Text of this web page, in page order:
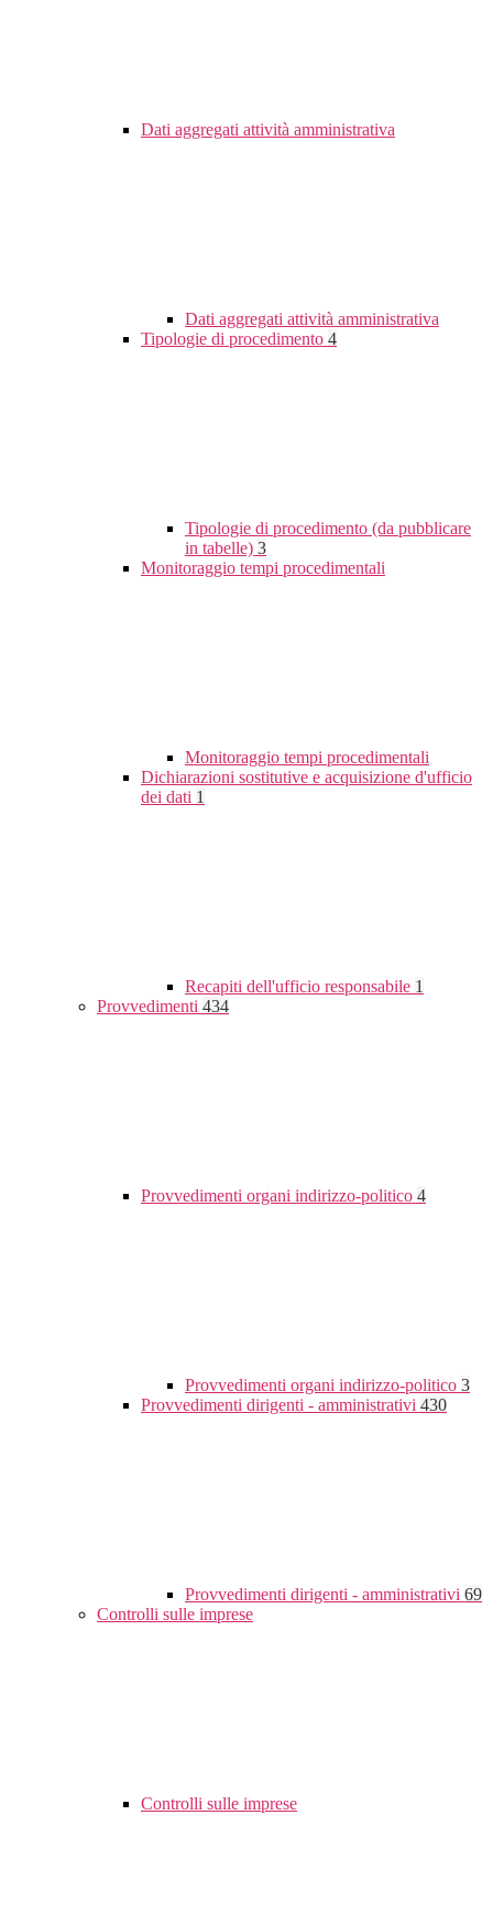
Dati aggregati attività amministrativa
Dati aggregati attività amministrativa
Tipologie di procedimento 4
Tipologie di procedimento (da pubblicare
in tabelle) 3
Monitoraggio tempi procedimentali
Monitoraggio tempi procedimentali
Dichiarazioni sostitutive e acquisizione d'ufficio
dei dati 1
Recapiti dell'ufficio responsabile 1
Provvedimenti 434
Provvedimenti organi indirizzo-politico 4
Provvedimenti organi indirizzo-politico 3
Provvedimenti dirigenti - amministrativi 430
Provvedimenti dirigenti - amministrativi 69
Controlli sulle imprese
Controlli sulle imprese